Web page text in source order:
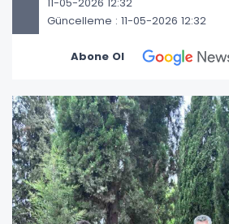
Güncelleme : 11-05-2026 12:32
Abone Ol